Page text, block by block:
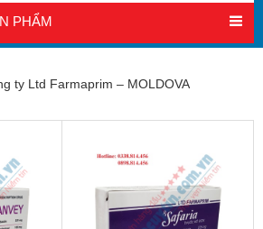
PHẨM
ty Ltd Farmaprim – MOLDOVA